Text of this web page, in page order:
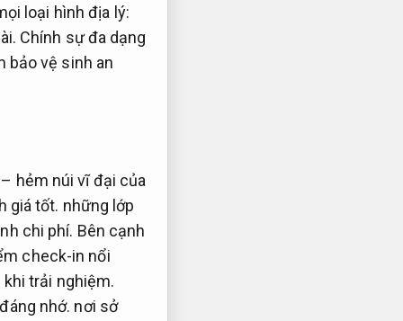
loại hình địa lý:
Chính sự đa dạng
bảo vệ sinh an
hẻm núi vĩ đại của
giá tốt. những lớp
chi phí. Bên cạnh
check-in nổi
khi trải nghiệm.
nhớ. nơi sở